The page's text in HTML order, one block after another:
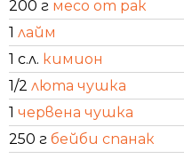
200 г месо от рак
1 лайм
1 с.л. кимион
1/2 люта чушка
1 червена чушка
250 г бейби спанак